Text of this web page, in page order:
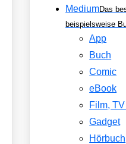
MediumDas
beispielsweise
App
Buch
Comic
eBook
Film,
Gadget
Hörbuch